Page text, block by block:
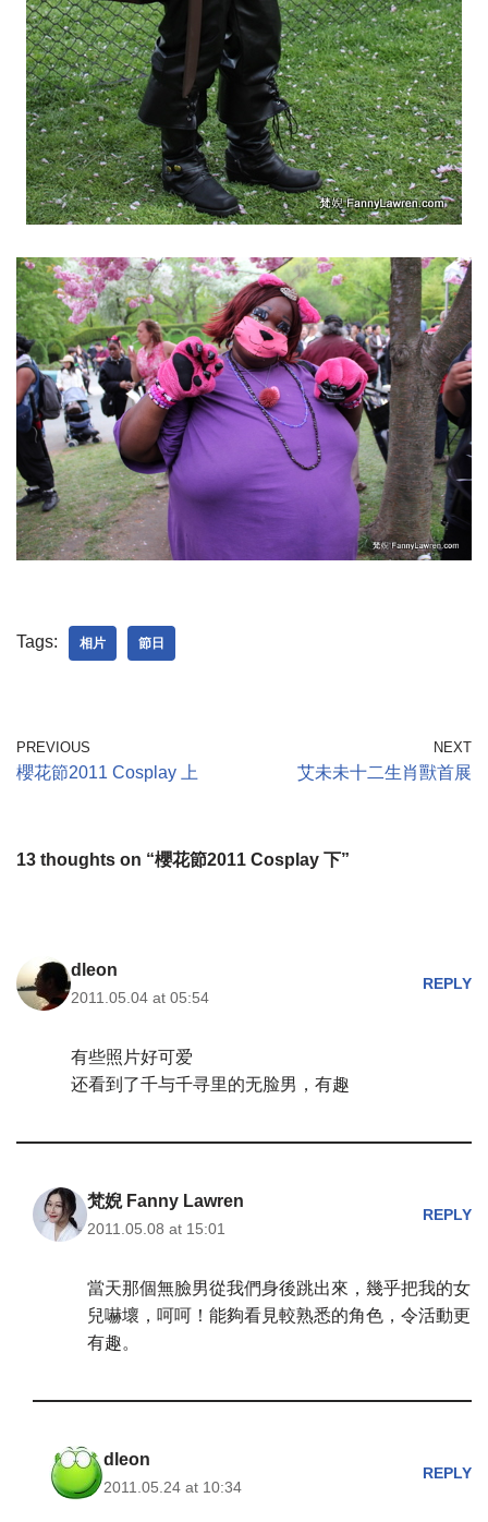
Tags: 相片 節日
PREVIOUS
櫻花節2011 Cosplay 上
NEXT
艾未未十二生肖獸首展
13 thoughts on “櫻花節2011 Cosplay 下”
dleon
2011.05.04 at 05:54
REPLY
有些照片好可爱
还看到了千与千寻里的无脸男，有趣
梵婗 Fanny Lawren
2011.05.08 at 15:01
REPLY
當天那個無臉男從我們身後跳出來，幾乎把我的女
兒嚇壞，呵呵！能夠看見較熟悉的角色，令活動更
有趣。
dleon
2011.05.24 at 10:34
REPLY